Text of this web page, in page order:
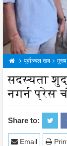
पूर्वाञ्चल खब मुख्य
सदस्यता
नगर्न प्रेस
Share to:
Email